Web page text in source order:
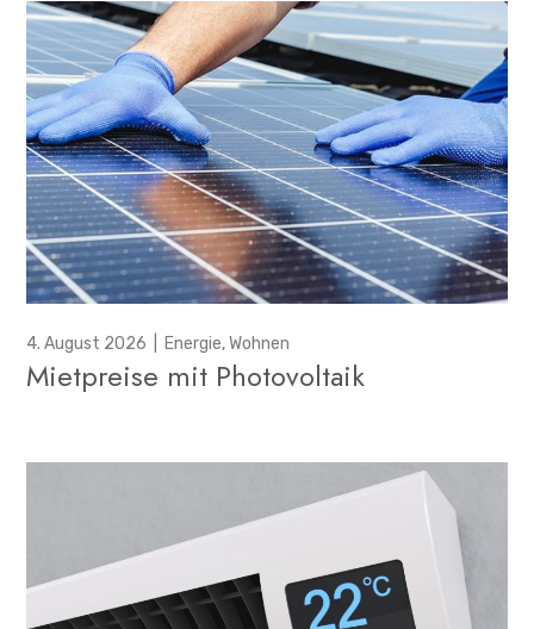
4. August 2026 Energie,Wohnen
Mietpreise mit Photovoltaik